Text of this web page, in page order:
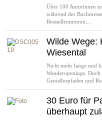
Über 100 Autorinnen
während der
Bestsellerautoren,…
Wilde Wege:
Wiesental
Nicht mehr lange und
Wanderopenings. Doch
Genießerpfaden und
30 Euro für
überhaupt